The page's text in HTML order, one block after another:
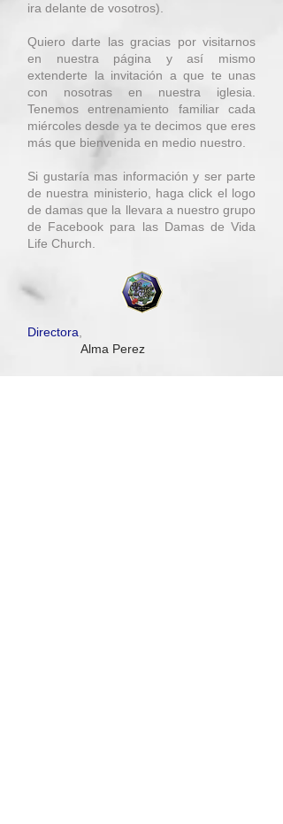
ira delante de vosotros).
Quiero darte las gracias por visitarnos
en nuestra página y así mismo
extenderte la invitación a que te unas
con nosotras en nuestra iglesia.
Tenemos entrenamiento familiar cada
miércoles desde ya te decimos que eres
más que bienvenida en medio nuestro.
Si gustaría mas información y ser parte
de nuestra ministerio, haga click el logo
de damas que la llevara a nuestro grupo
de Facebook para las Damas de Vida
Life Church.
Directora
Alma Perez